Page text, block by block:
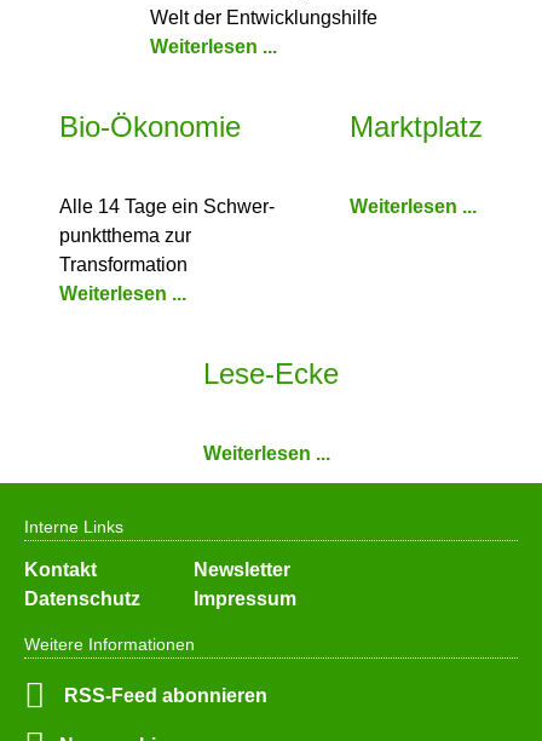
Welt der Entwicklungshilfe
Weiterlesen ...
Bio-Ökonomie
Alle 14 Tage ein Schwer­
punkt­thema zur
Transformation
Weiterlesen ...
Marktplatz
Weiterlesen ...
Lese-Ecke
Weiterlesen ...
Weitere Informationen
RSS-Feed abonnieren
Interne Links
Navigation
überspringen
Kontakt
Newsletter
Datenschutz
Impressum